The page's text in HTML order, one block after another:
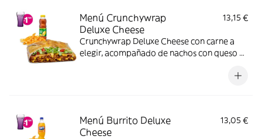
Menú Crunchywrap
Deluxe Cheese
13,15 €
Crunchywrap Deluxe Cheese con carne a
elegir, acompañado de nachos con queso o
Menú Burrito Deluxe
Cheese
13,05 €